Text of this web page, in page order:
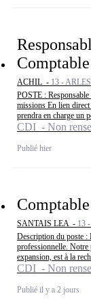
ACHIL - 13 - ARLES
POSTE :
missions En lien
prendra en charge un
CDI - Non
Publié hier
SANTAIS LEA - 13
Description du poste :
professionnelle. Notre
expansion, est à la
CDI - Non
Publié il y a 2 jours